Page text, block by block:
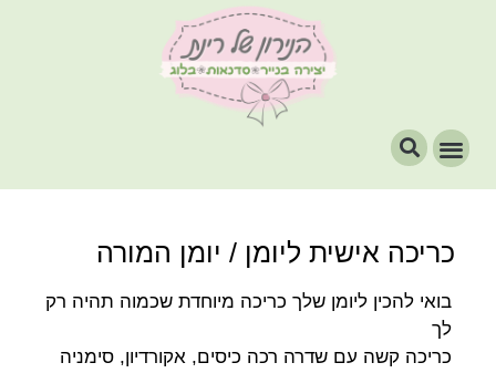
כריכה אישית ליומן / יומן המורה
בואי להכין ליומן שלך כריכה מיוחדת שכמוה תהיה רק
לך
כריכה קשה עם שדרה רכה כיסים, אקורדיון, סימניה